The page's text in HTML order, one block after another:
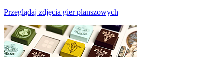
Przeglądaj zdjęcia gier planszowych